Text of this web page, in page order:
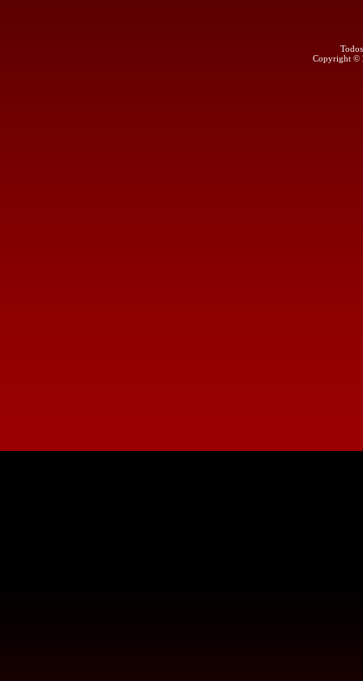
Copyright ©